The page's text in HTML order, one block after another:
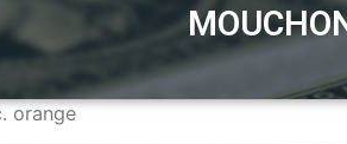
orange